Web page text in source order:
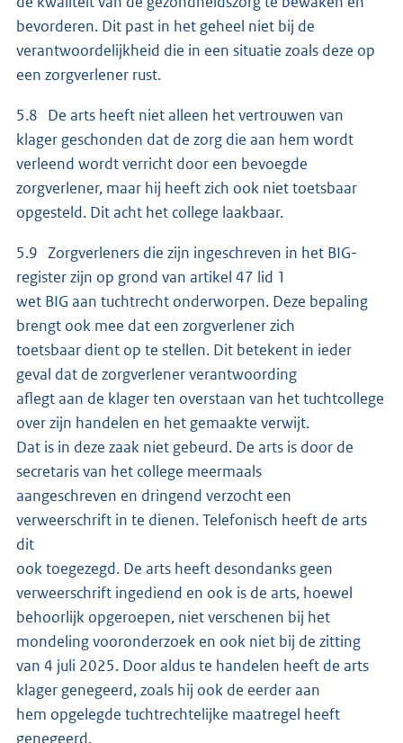
bevorderen. Dit past in het geheel niet bij de
verantwoordelijkheid die in een situatie zoals deze op
een zorgverlener rust.
5.8 De arts heeft niet alleen het vertrouwen van
klager geschonden dat de zorg die aan hem wordt
verleend wordt verricht door een bevoegde
zorgverlener, maar hij heeft zich ook niet toetsbaar
opgesteld. Dit acht het college laakbaar.
5.9 Zorgverleners die zijn ingeschreven in het BIG-
register zijn op grond van artikel 47 lid 1
wet BIG aan tuchtrecht onderworpen. Deze bepaling
brengt ook mee dat een zorgverlener zich
toetsbaar dient op te stellen. Dit betekent in ieder
geval dat de zorgverlener verantwoording
aflegt aan de klager ten overstaan van het tuchtcollege
over zijn handelen en het gemaakte verwijt.
Dat is in deze zaak niet gebeurd. De arts is door de
secretaris van het college meermaals
aangeschreven en dringend verzocht een
verweerschrift in te dienen. Telefonisch heeft de arts
dit
ook toegezegd. De arts heeft desondanks geen
verweerschrift ingediend en ook is de arts, hoewel
behoorlijk opgeroepen, niet verschenen bij het
mondeling vooronderzoek en ook niet bij de zitting
van 4 juli 2025. Door aldus te handelen heeft de arts
klager genegeerd, zoals hij ook de eerder aan
hem opgelegde tuchtrechtelijke maatregel heeft
genegeerd.